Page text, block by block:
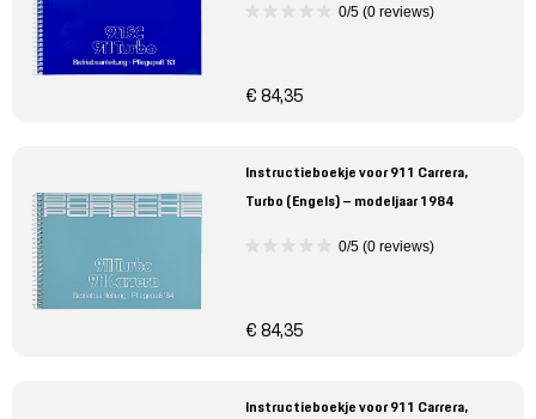
0/5 (0 reviews)
€ 84,35
Instructieboekje voor 911 Carrera,
Turbo (Engels) – modeljaar 1984
0/5 (0 reviews)
€ 84,35
Instructieboekje voor 911 Carrera,